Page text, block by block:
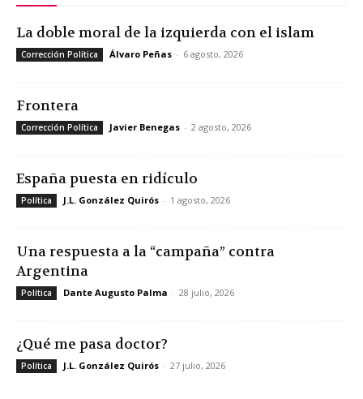
La doble moral de la izquierda con el islam
Corrección Política Álvaro Peñas - 6 agosto, 2026
Frontera
Corrección Política Javier Benegas - 2 agosto, 2026
España puesta en ridículo
Política J.L. González Quirós - 1 agosto, 2026
Una respuesta a la “campaña” contra
Argentina
Política Dante Augusto Palma - 28 julio, 2026
¿Qué me pasa doctor?
Política J.L. González Quirós - 27 julio, 2026